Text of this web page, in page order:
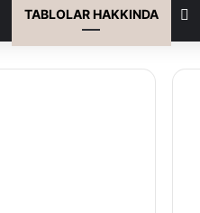
TABLOLAR HAKKINDA